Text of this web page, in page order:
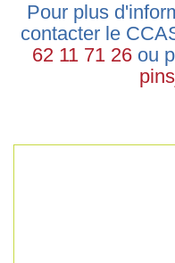
Pour plus
contacter le
62 11 71 26 ou